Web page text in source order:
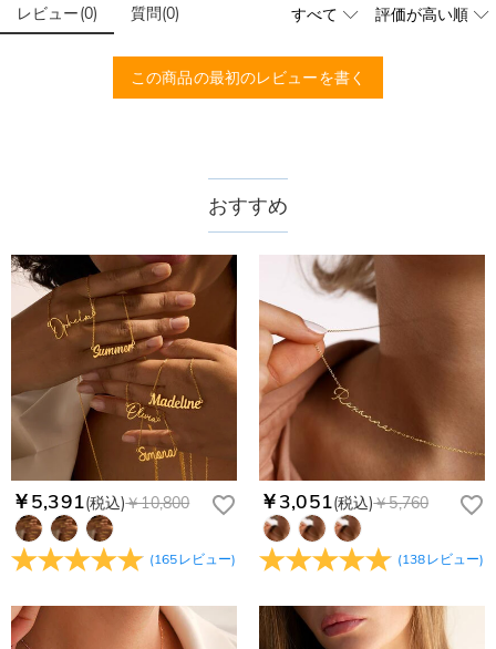
レビュー(0) 質問(0)
この商品の最初のレビューを書く
営しております。
輝きと高い硬度を誇る最高級品質グレード5Aのキューピッド
ジルコニアを使用しており、その中でも専門の職人によるカッ
トを施し、最上級位のスーパーキュービックジルコニアとなり
こちらの商品を身に付けると、肌が緑色に変色しま
いいえ、肌を緑色に変色させたのは真鍮や銅が含まれた製品で
送料は配送方法によって異なります。通常配送は送料が1,620
円で、11,700円以上で無料になります。速達配送は送料が
4,680円になります。ご注文金額が25,200以上なら速達配送も
無料となります。（一部離島や遠方へご発送の場合、中継料が
別途加算されます。）
注文した商品はいつ届きますか？
認してから制作となります。大量生産品ではなく、一つ一つ手
でお作りしており、予定作業時間は商品ページに記載しており
ます。そしてご購入の際にお選び頂いた「配送方法」の選択に
よって、お届け日数が異なります。詳細は配送について
確認ください。.
商品に納品書などの明細書は同梱されますか？
ご注文の納品書・領収書といった明細書は商品に同梱しており
ません。領収書発行をご希望の場合は、ご注文明細をメールに
てご確認ください。
商品を海外へ直接発送することは可能でしょうか。
はい、対応可能です。海外配送をご希望の場合は、カスタマー
サポートまで詳しい海外配送先情報をお送りください。配送先
の国・地域によって送料が異なります。また、海外配送の際は
受取人様に関税が発生する場合がございます。
返品・交換はできますか？
お客様が商品受け取り後、60日以内の未使用品の返品は可能で
す。受注生産品のため、返品は50%の返品手数料(材料費)が発
生致します。詳細は
キャンセル/返品についてまでご確認くだ
さい。.
注文＆支払いについて
注文後に注文の内容を変更できますか？
もし注文確認メールをご確認後、注文内容に間違いでもありま
したら、至急カスタマーサポート【Eメール：
service@drawelry.jp】までご連絡ください。ご連絡頂く時に注
文番号もお送りください。
Drawelryからのメールが届きません。
Drawelryからのメールが届いていない場合、次の可能性が考え
られます。原因①迷惑メールフォルダに移動されている。解決
迷惑メールでないよう操作して、service@drawelry.jp からの
メールが正しく届くように、迷惑メールフィルターの設定を変
支払方法は何がありますか？
Paypal、ApplePay、GooglePayからお選びいただけます。
コンビニ前払いのお支払い期限はいつまででしょう
おすすめ
￥5,391(税込)￥10,800
(165レビュー)
￥3,051(税込)￥5,760
(138レビュー)